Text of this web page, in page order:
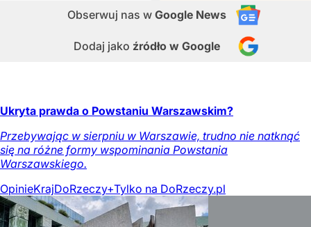
Obserwuj nas w Google News
Dodaj jako źródło w Google
Ukryta prawda o Powstaniu Warszawskim?
Przebywając w sierpniu w Warszawie, trudno nie natknąć
się na różne formy wspominania Powstania
Warszawskiego.
OpinieKrajDoRzeczy+Tylko na DoRzeczy.pl